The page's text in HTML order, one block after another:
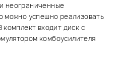
неограниченные
можно успешно реализовать
входит диск с
комбоусилителя